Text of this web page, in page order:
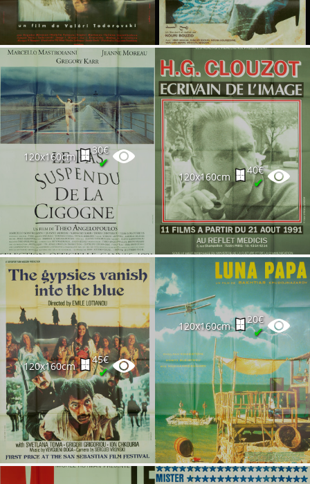
120x160cm
30€
✔
120x160cm
40€
✔
120x160cm
45€
✔
120x160cm
20€
✔